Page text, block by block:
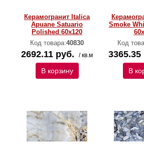
Керамогранит Italica
Apuane Satuario
Polished 60х120
Код товара:40830
2692.11 руб. / кв.м
В корзину
Smoke
Код
3365.35
В